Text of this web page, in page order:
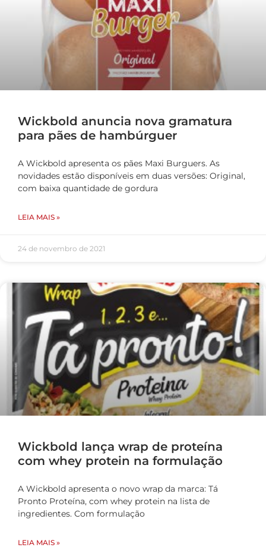
Wickbold anuncia nova gramatura
para pães de hambúrguer
A Wickbold apresenta os pães Maxi Burguers. As
novidades estão disponíveis em duas versões: Original,
com baixa quantidade de gordura
LEIA MAIS »
24 de novembro de 2021
Wickbold lança wrap de proteína
com whey protein na formulação
A Wickbold apresenta o novo wrap da marca: Tá
Pronto Proteína, com whey protein na lista de
ingredientes. Com formulação
LEIA MAIS »